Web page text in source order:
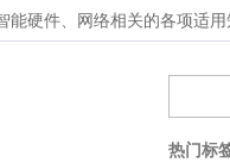
硬件、网络相关的各项适用
热门标